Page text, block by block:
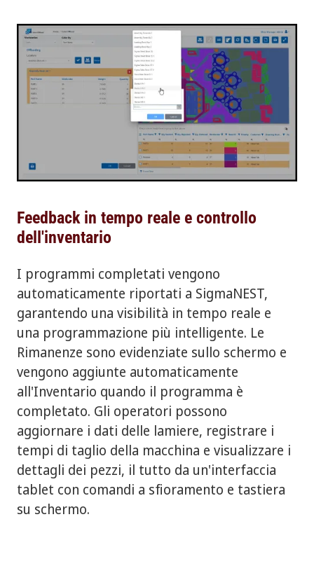
Feedback in tempo reale e controllo
dell'inventario
I programmi completati vengono
automaticamente riportati a SigmaNEST,
garantendo una visibilità in tempo reale e
una programmazione più intelligente. Le
Rimanenze sono evidenziate sullo schermo e
vengono aggiunte automaticamente
all'Inventario quando il programma è
completato. Gli operatori possono
aggiornare i dati delle lamiere, registrare i
tempi di taglio della macchina e visualizzare i
dettagli dei pezzi, il tutto da un'interfaccia
tablet con comandi a sfioramento e tastiera
su schermo.